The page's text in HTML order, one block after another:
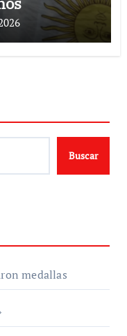
Buscar
medallas